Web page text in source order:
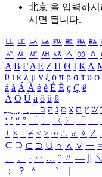
北京 을 입력하시
시면 됩니다.
ㅥ ㅦ ㅧ ㅨ ㅩ ㅪ ㅫ ㅬ
ㅺ ㅻ ㅼ ㅽ ㅾ ㅿ ㆀ ㆁ
Α Β ΓΔ Ε Ζ Η Θ Ι ΚΛ
θ ι κ λ μ ν ξ ο π ρ σ τ υ φ
á à Á À é è É È ç Ç ê
Ä Ö Ü ä ö ü ß
ִֶֹ ֻּ ׁׂ ש ץ ת צ מ נ ה ב
‘ ’ “ ” 〔 〕 〈 〉 「 」
± × ÷ ≠ ≤ ≥ ∞ ∴ ♂ ♀ ∠
⊆ ⊇ ⊂ ⊃ ∪ ∩ ∧ ∨ ￢
、
。 · ‥ … ¨ 〃 ― ＼
；
？ ＾ ｀